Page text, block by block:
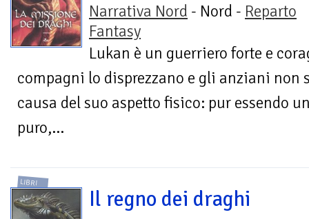
Narrativa Nord - Nord - Reparto
Fantasy
Lukan è un guerriero forte e
compagni lo disprezzano e gli anziani non
causa del suo aspetto fisico: pur essendo
puro,...
LIBRI
Il regno dei draghi